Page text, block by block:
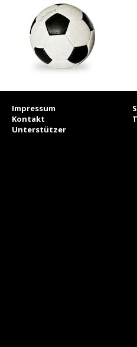
Impressum
Kontakt
Unterstützer